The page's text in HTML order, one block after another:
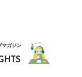
マガジン